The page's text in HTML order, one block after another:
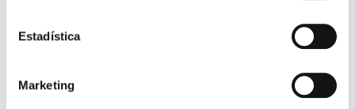
Estadística
Marketing
Garrido
9,49€